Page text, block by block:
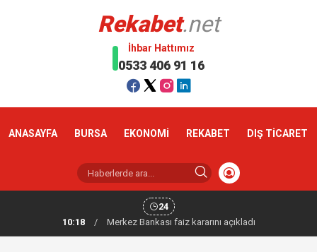
Rekabet.net
İhbar Hattımız
0533 406 91 16
ANASAYFA BURSA EKONOMİ REKABET DIŞ TİCARET
24
10:18
/ Merkez Bankası faiz kararını açıkladı